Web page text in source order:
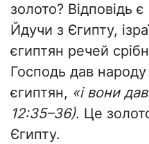
золото? Відповідь
Йдучи з Єгипту,
єгиптян речей
Господь дав
єгиптян, «і вони
12:35–36). Це
Єгипту.